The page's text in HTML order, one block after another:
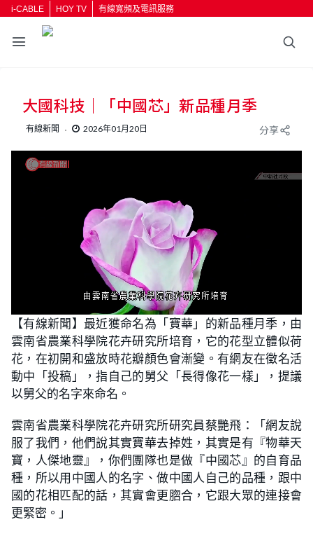
i-CABLE HOY TV 有線寬頻及電訊服務
大國科技｜「中國芯」新品種月季
有線新聞 2026年01月20日 分享
n
m
t
e
o
a
d
e
d
:
2
4
.
0
0
【有線新聞】最近獲命名為「寶華」的新品種月季，由
雲南省農業科學院花卉研究所培育，它的花型立體似荷
花，在初開和盛放時花瓣顏色會漸變。有網友在徵名活
動中「投稿」，指自己的舅父「長得像花一樣」，提議
以舅父的名字來命名。
雲南省農業科學院花卉研究所研究員蔡艷飛：「網友說
服了我們，他們說其實寶華去掉姓，其實是有『物華天
寶，人傑地靈』，你們團隊也是做『中國芯』的自育品
種，所以用中國人的名字、做中國人自己的品種，跟中
國的花相匹配的話，其實會更脗合，它跟大眾的連接會
更緊密。」